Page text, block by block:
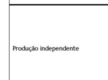
Produção independente